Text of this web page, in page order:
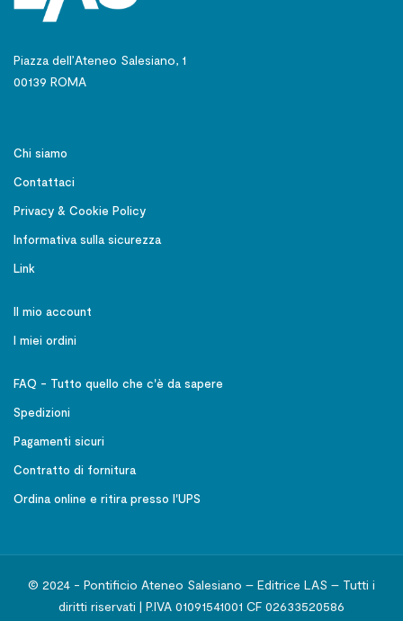
Piazza dell’Ateneo Salesiano, 1
00139 ROMA
Chi siamo
Contattaci
Privacy & Cookie Policy
Informativa sulla sicurezza
Link
Il mio account
I miei ordini
FAQ - Tutto quello che c'è da sapere
Spedizioni
Pagamenti sicuri
Contratto di fornitura
Ordina online e ritira presso l'UPS
© 2024 - Pontificio Ateneo Salesiano – Editrice LAS – Tutti i
diritti riservati | P.IVA 01091541001 CF 02633520586